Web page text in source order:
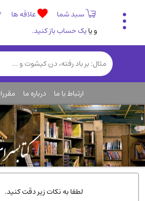
سبد شما علاقه ها
و یایک حساب باز کنید.
تاریخی و فرهنگی
(838)
رمان و داستان ایرانی(307)
روانشناسی(357)
انگلیسی و زبان خارجی(14)
کودکان و نوجوانان(76)
کتب نادر و کمیاب(19)
روانشناسی(112)
طب گیاهی و سنتی(45)
ارتباط با ما درباره ما
لطفا به نکات زیر دقت کنید.